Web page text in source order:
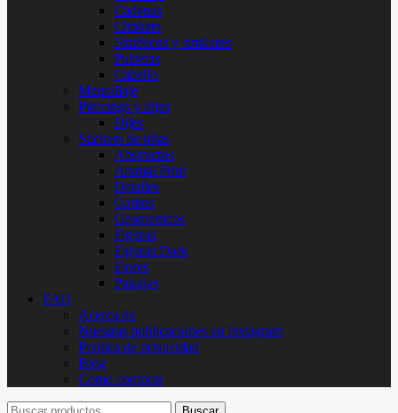
Cadenas
Chokers
Sintéticos y similares
Pulseras
Cabello
Maquillaje
Piercings y dijes
Dijes
Stickers de uñas
Abstractos
Animal Print
Detalles
Gatitos
Geometricos
Figuras
Figuras Dark
Flores
Paisajes
FAQ
Acerca de
Nuestras publicaciones en Instagram
Politica de privacidad
Blog
Como comprar